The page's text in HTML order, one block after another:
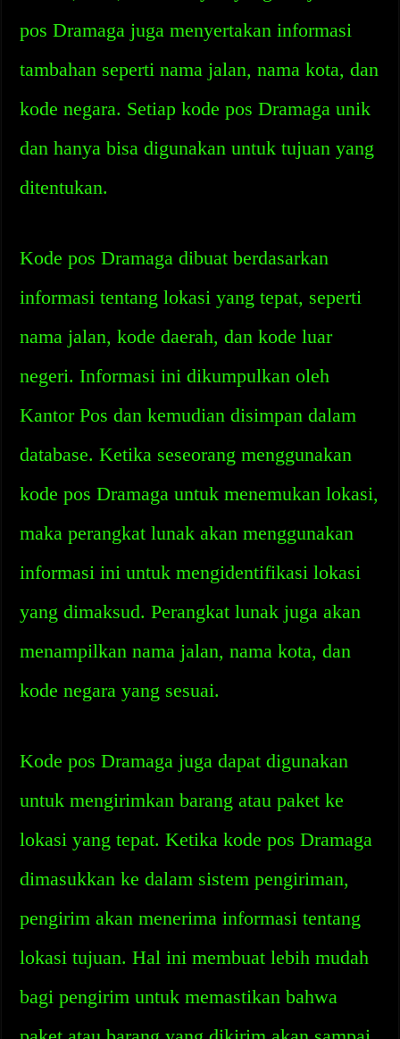
pos Dramaga juga menyertakan informasi
tambahan seperti nama jalan, nama kota, dan
kode negara. Setiap kode pos Dramaga unik
dan hanya bisa digunakan untuk tujuan yang
ditentukan.
Kode pos Dramaga dibuat berdasarkan
informasi tentang lokasi yang tepat, seperti
nama jalan, kode daerah, dan kode luar
negeri. Informasi ini dikumpulkan oleh
Kantor Pos dan kemudian disimpan dalam
database. Ketika seseorang menggunakan
kode pos Dramaga untuk menemukan lokasi,
maka perangkat lunak akan menggunakan
informasi ini untuk mengidentifikasi lokasi
yang dimaksud. Perangkat lunak juga akan
menampilkan nama jalan, nama kota, dan
kode negara yang sesuai.
Kode pos Dramaga juga dapat digunakan
untuk mengirimkan barang atau paket ke
lokasi yang tepat. Ketika kode pos Dramaga
dimasukkan ke dalam sistem pengiriman,
pengirim akan menerima informasi tentang
lokasi tujuan. Hal ini membuat lebih mudah
bagi pengirim untuk memastikan bahwa